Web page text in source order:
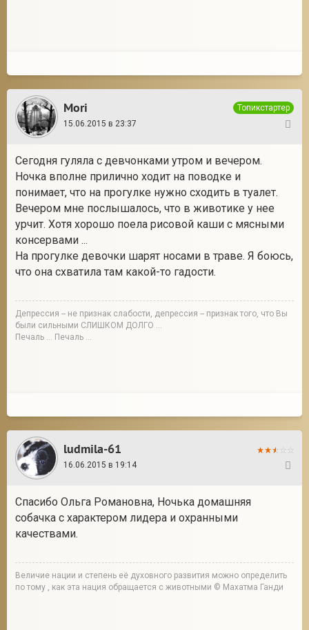
Mori
Топикстартер
15.06.2015 в 23:37
Сегодня гуляла с девчонками утром и вечером.
Ночка вполне прилично ходит на поводке и
понимает, что на прогулке нужно сходить в туалет.
Вечером мне послышалось, что в животике у нее
урчит. Хотя хорошо поела рисовой каши с мясными
консервами ...
На прогулке девочки шарят носами в траве. Я боюсь,
что она схватила там какой-то гадости.
Депрессия -- не признак слабости, депрессия -- признак того, что Вы
были сильными СЛИШКОМ ДОЛГО ...
Печаль ... Печаль ...
ludmila-61
16.06.2015 в 19:14
Спасибо Ольга Романовна, Ночька домашняя
собачка с характером лидера и охранными
качествами.
Величие нации и степень её духовного развития можно определить
по тому , как эта нация обращается с животными © Махатма Ганди